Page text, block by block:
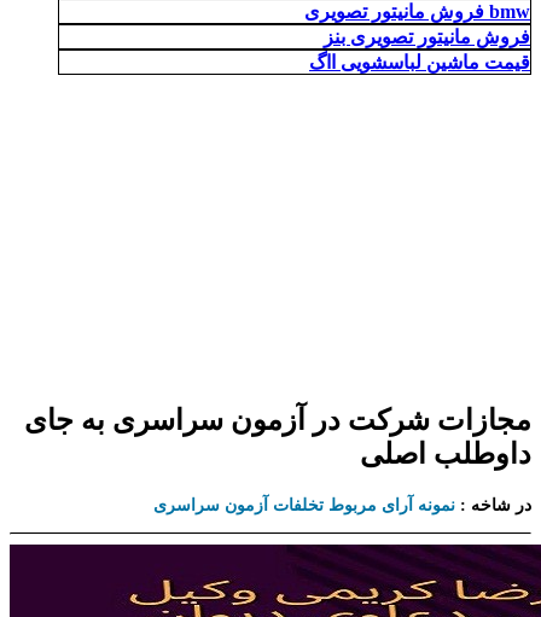
فروش مانیتور تصویری bmw
فروش مانیتور تصویری بنز
قیمت ماشین لباسشویی ااگ
مجازات شرکت در آزمون سراسری به جای
داوطلب اصلی
در شاخه : نمونه آرای مربوط تخلفات آزمون سراسری